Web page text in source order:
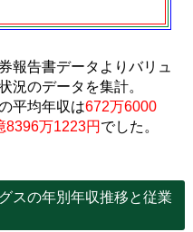
報告書データよりバリュ
況のデータを集計。
平均年収は672万6000
8396万1223円 でした。
スの年別年収推移と従業